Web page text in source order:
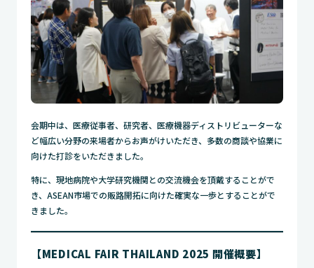
会期中は、医療従事者、研究者、医療機器ディストリビューターな
ど幅広い分野の来場者からお声がけいただき、多数の商談や協業に
向けた打診をいただきました。
特に、現地病院や大学研究機関との交流機会を頂戴することがで
き、ASEAN市場での販路開拓に向けた確実な一歩とすることがで
きました。
【MEDICAL FAIR THAILAND 2025 開催概要】